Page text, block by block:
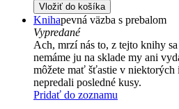
Vložiť do košíka
Knihapevná väzba s prebalom
Vypredané
Ach, mrzí nás to, z tejto knihy
nemáme ju na sklade my ani
môžete mať šťastie v niektorých
nepredali posledné kusy.
Pridať do zoznamu